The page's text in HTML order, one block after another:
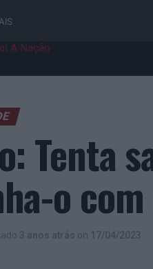
Tenta
o
3 anos atrás on 17/04/2023